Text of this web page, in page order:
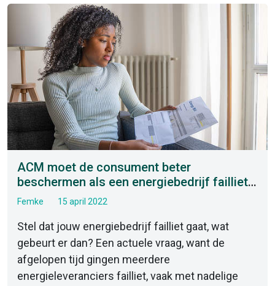
ACM moet de consument beter
beschermen als een energiebedrijf failliet
gaat
Femke 15 april 2022
Stel dat jouw energiebedrijf failliet gaat, wat
gebeurt er dan? Een actuele vraag, want de
afgelopen tijd gingen meerdere
energieleveranciers failliet, vaak met nadelige